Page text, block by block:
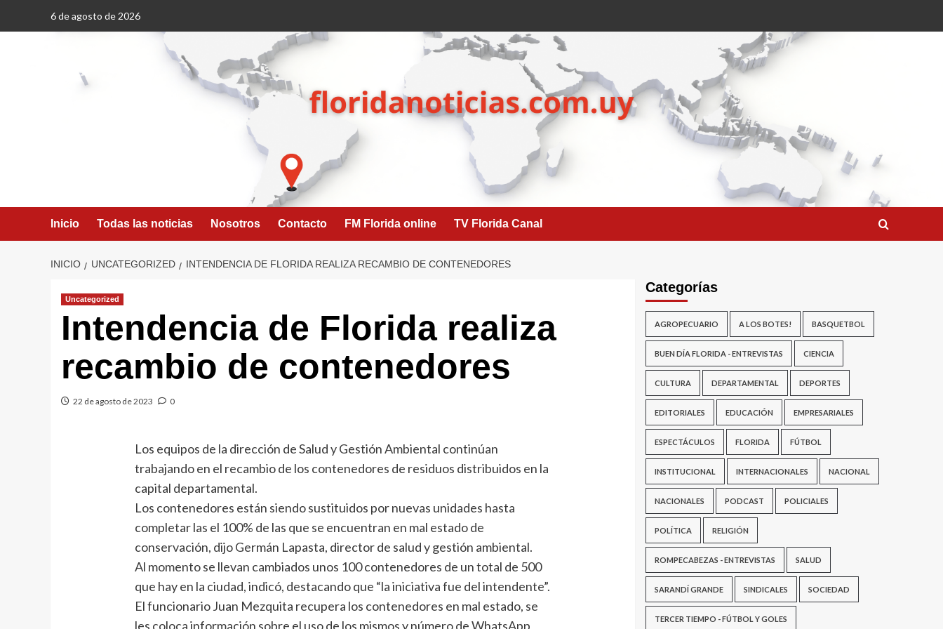
6 de agosto de 2026
Inicio Todas las noticias Nosotros Contacto FM Florida online TV Florida Canal
INICIO UNCATEGORIZED INTENDENCIA DE FLORIDA REALIZA RECAMBIO DE CONTENEDORES
Uncategorized
Intendencia de Florida realiza
recambio de contenedores
22 de agosto de 2023 0
Los equipos de la dirección de Salud y Gestión Ambiental continúan
trabajando en el recambio de los contenedores de residuos distribuidos en la
capital departamental.
Los contenedores están siendo sustituidos por nuevas unidades hasta
completar las el 100% de las que se encuentran en mal estado de
conservación, dijo Germán Lapasta, director de salud y gestión ambiental.
Al momento se llevan cambiados unos 100 contenedores de un total de 500
que hay en la ciudad, indicó, destacando que “la iniciativa fue del intendente”.
El funcionario Juan Mezquita recupera los contenedores en mal estado, se
les coloca información sobre el uso de los mismos y número de WhatsApp
Categorías
AGROPECUARIO A LOS BOTES! BASQUETBOL
BUEN DÍA FLORIDA - ENTREVISTAS CIENCIA
CULTURA DEPARTAMENTAL DEPORTES
EDITORIALES EDUCACIÓN EMPRESARIALES
ESPECTÁCULOS FLORIDA FÚTBOL
INSTITUCIONAL INTERNACIONALES NACIONAL
NACIONALES PODCAST POLICIALES
POLÍTICA RELIGIÓN
ROMPECABEZAS - ENTREVISTAS SALUD
SARANDÍ GRANDE SINDICALES SOCIEDAD
TERCER TIEMPO - FÚTBOL Y GOLES